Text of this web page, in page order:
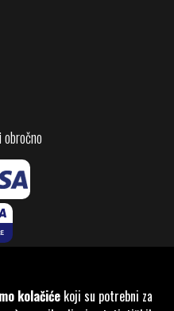
kolačiće koji su potrebni za